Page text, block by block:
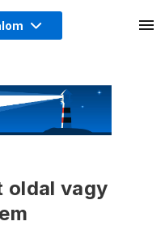
oldal vagy